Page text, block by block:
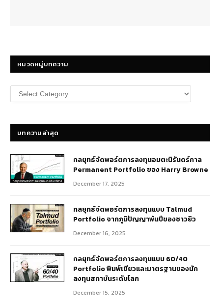
หมวดหมู่บทความ
หมวด
หมู่
บทความล่าสุด
กลยุทธ์​จัดพอร์ตการลงทุนอมตะนิรันดร์กาล
Permanent Portfolio ของ Harry Browne
December 17, 2025
กลยุทธ์จัดพอร์ตการลงทุนแบบ Talmud
Portfolio จากภูมิปัญญาพันปีของชาวยิว
December 16, 2025
กลยุทธ์จัดพอร์ตการลงทุนแบบ 60/40
Portfolio พิมพ์เขียวและมาตรฐานของนัก
ลงทุนสถาบันระดับโลก
December 15, 2025